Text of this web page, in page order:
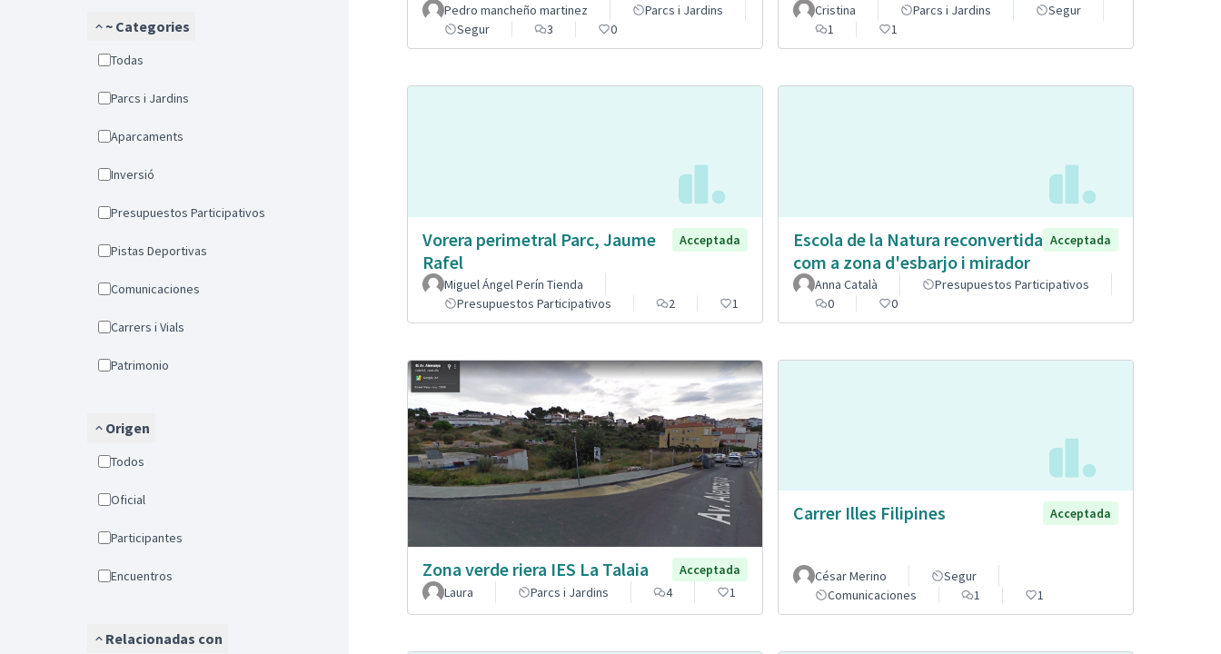
~ Categories
Todas
Parcs i Jardins
Aparcaments
Inversió
Presupuestos Participativos
Pistas Deportivas
Comunicaciones
Carrers i Vials
Patrimonio
Origen
Todos
Oficial
Participantes
Encuentros
Relacionadas con
Pedro mancheño martinez
Parcs i Jardins
Segur
3 0
Cristina
Parcs i Jardins
Segur
1
1
Vorera perimetral Parc, Jaume
Rafel
Acceptada
Miguel Ángel Perín Tienda
Presupuestos Participativos
2 1
Escola de la Natura reconvertida
com a zona d'esbarjo i mirador
Acceptada
Anna Català
Presupuestos Participativos
0
0
Zona verde riera IES La Talaia
Acceptada
Laura
Parcs i Jardins 4 1
Carrer Illes Filipines Acceptada
César Merino
Segur
Comunicaciones
1 1